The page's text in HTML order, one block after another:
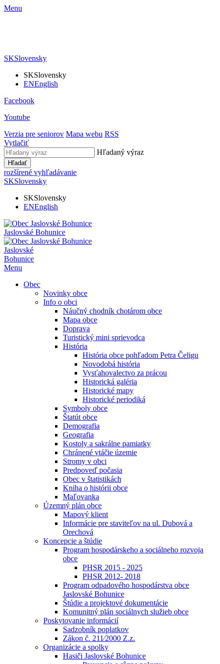
Menu
SKSlovensky
SKSlovensky
ENEnglish
Facebook
Youtube
Verzia pre seniorov Mapa webu RSS
Vytlačiť
Hľadaný výraz
Hľadať
rozšírené vyhľadávanie
SKSlovensky
SKSlovensky
ENEnglish
Jaslovské Bohunice
Jaslovské
Bohunice
Menu
Obec
Novinky obce
Info o obci
Náučný chodník chotárom obce
Mapa obce
Doprava
Turistický mini sprievodca
História
História obce pohľadom Petra Čeligu
Novodobá história
Vysťahovalectvo za prácou
Historická galéria
Historické mapy
Historické periodiká
Symboly obce
Štatút obce
Demografia
Geografia
Kostoly a sakrálne pamiatky
Chránené vtáčie územie
Stromy v obci
Predpoveď počasia
Obec v štatistikách
Kniha o histórii obce
Maľovanka
Územný plán obce
Mapový klient
Informácie pre staviteľov na ul. Dubová a
Orechová
Koncepcie a štúdie
Program hospodárskeho a sociálneho rozvoja
obce
PHSR 2015 - 2025
PHSR 2012- 2018
Program odpadového hospodárstva obce
Jaslovské Bohunice
Štúdie a projektové dokumentácie
Komunitný plán sociálnych služieb obce
Poskytovanie informácií
Sadzobník poplatkov
Zákon č. 211⁄2000 Z.z.
Organizácie a spolky
Hasiči Jaslovské Bohunice